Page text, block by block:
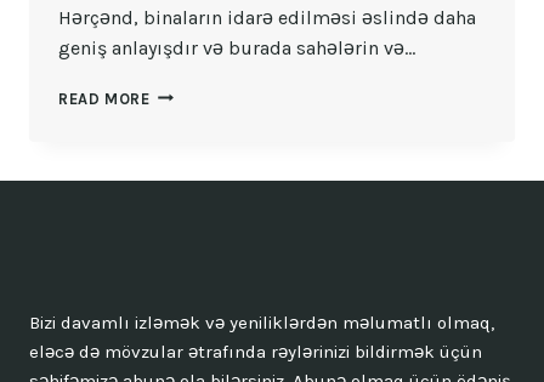
Hərçənd, binaların idarə edilməsi əslində daha
geniş anlayışdır və burada sahələrin və…
READ MORE ÇOXMƏNZILLI
Bizi davamlı izləmək və yeniliklərdən məlumatlı olmaq,
eləcə də mövzular ətrafında rəylərinizi bildirmək üçün